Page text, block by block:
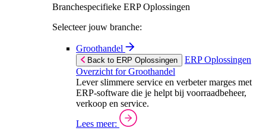
Branchespecifieke ERP Oplossingen
Selecteer jouw branche:
Groothandel
Back to ERP Oplossingen
ERP Oplossingen
Overzicht for Groothandel
Lever slimmere service en verbeter marges met
ERP-software die je helpt bij voorraadbeheer,
verkoop en service.
Lees meer: